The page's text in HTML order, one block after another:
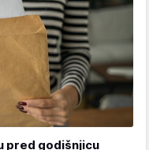
pred godišnjicu